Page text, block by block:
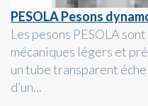
PESOLA Pesons
Les pesons PESOLA
mécaniques légers et
un tube transparent
d’un...